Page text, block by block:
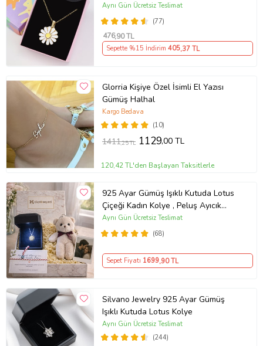
(77)
Aynı Gün Ücretsiz Teslimat
476,90 TL
Sepette %15 İndirim 405,37 TL
Glorria Kişiye Özel İsimli El Yazısı
Gümüş Halhal
(10)
Kargo Bedava
1411,25 TL 1129,00 TL
120,42 TL'den Başlayan Taksitlerle
925 Ayar Gümüş Işıklı Kutuda Lotus
Çiçeği Kadın Kolye , Peluş Ayıcık
Anahtarlık Marteniçka Bileklik,
Polaroid Fotoğraf Hediye
(68)
Aynı Gün Ücretsiz Teslimat
Sepet Fiyatı 1699,90 TL
Silvano Jewelry 925 Ayar Gümüş
Işıklı Kutuda Lotus Kolye
(244)
Aynı Gün Ücretsiz Teslimat